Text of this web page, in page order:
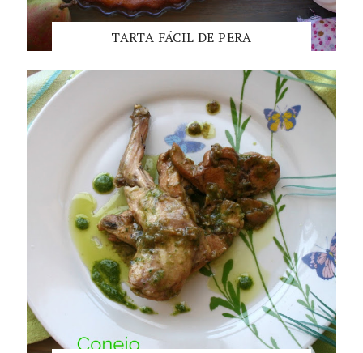
TARTA FÁCIL DE PERA